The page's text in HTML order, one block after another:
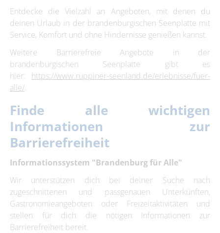
Entdecke die Vielzahl an Angeboten, mit denen du
deinen Urlaub in der brandenburgischen Seenplatte mit
Service, Komfort und ohne Hindernisse genießen kannst.
Weitere Barrierefreie Angebote in der
brandenburgischen Seenplatte gibt es
hier: https://www.ruppiner-seenland.de/erlebnisse/fuer-
alle/.
Finde alle wichtigen
Informationen zur
Barrierefreiheit
Informationssystem "Brandenburg für Alle"
Wir unterstützen dich bei deiner Suche nach
zugeschnittenen und passgenauen Unterkünften,
Gastronomieangeboten oder Freizeitaktivitäten und
stellen für dich die nötigen Informationen zur
Barrierefreiheit bereit.